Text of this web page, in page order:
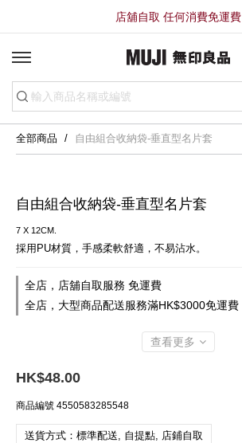
店舖自取 任何消費免運費
全部商品 自由組合收納袋-垂直型名片套
自由組合收納袋-垂直型名片套
7 X 12CM.
採用PU材質，手感柔軟舒適，不易沾水。
全店，店舖自取服務 免運費
全店，大型商品配送服務滿HK$3000免運費
查看更多
HK$48.00
商品編號 4550583285548
送貨方式：標準配送, 自提點, 店鋪自取